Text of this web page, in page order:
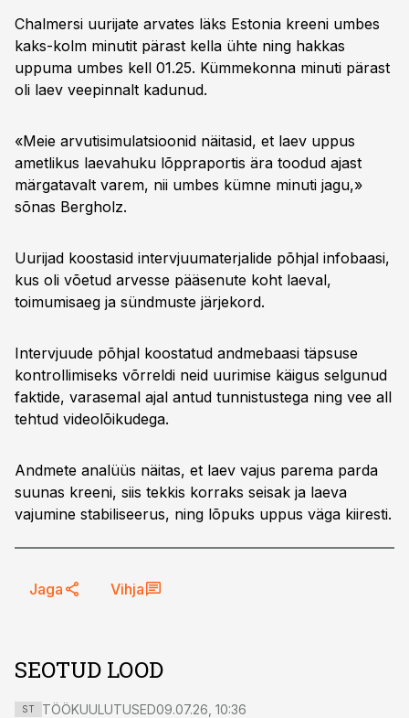
Chalmersi uurijate arvates läks Estonia kreeni umbes
kaks-kolm minutit pärast kella ühte ning hakkas
uppuma umbes kell 01.25. Kümmekonna minuti pärast
oli laev veepinnalt kadunud.
«Meie arvutisimulatsioonid näitasid, et laev uppus
ametlikus laevahuku lõppraportis ära toodud ajast
märgatavalt varem, nii umbes kümne minuti jagu,»
sõnas Bergholz.
Uurijad koostasid intervjuumaterjalide põhjal infobaasi,
kus oli võetud arvesse pääsenute koht laeval,
toimumisaeg ja sündmuste järjekord.
Intervjuude põhjal koostatud andmebaasi täpsuse
kontrollimiseks võrreldi neid uurimise käigus selgunud
faktide, varasemal ajal antud tunnistustega ning vee all
tehtud videolõikudega.
Andmete analüüs näitas, et laev vajus parema parda
suunas kreeni, siis tekkis korraks seisak ja laeva
vajumine stabiliseerus, ning lõpuks uppus väga kiiresti.
Jaga Vihja
SEOTUD LOOD
ST TÖÖKUULUTUSED09.07.26, 10:36